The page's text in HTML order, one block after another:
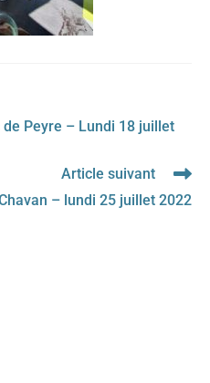
Peyre – Lundi 18 juillet
Article suivant
– lundi 25 juillet 2022